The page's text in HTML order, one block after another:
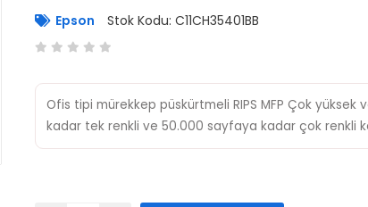
Epson Stok Kodu: C11CH35401BB
Ofis tipi mürekkep püskürtmeli RIPS MFP Çok
kadar tek renkli ve 50.000 sayfaya kadar çok renkli